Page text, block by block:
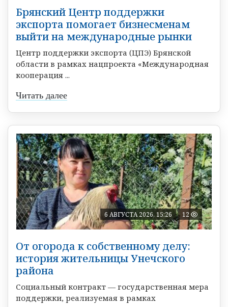
Брянский Центр поддержки
экспорта помогает бизнесменам
выйти на международные рынки
Центр поддержки экспорта (ЦПЭ) Брянской
области в рамках нацпроекта «Международная
кооперация ...
Читать далее
6 АВГУСТА 2026, 15:26 12
От огорода к собственному делу:
история жительницы Унечского
района
Социальный контракт — государственная мера
поддержки, реализуемая в рамках